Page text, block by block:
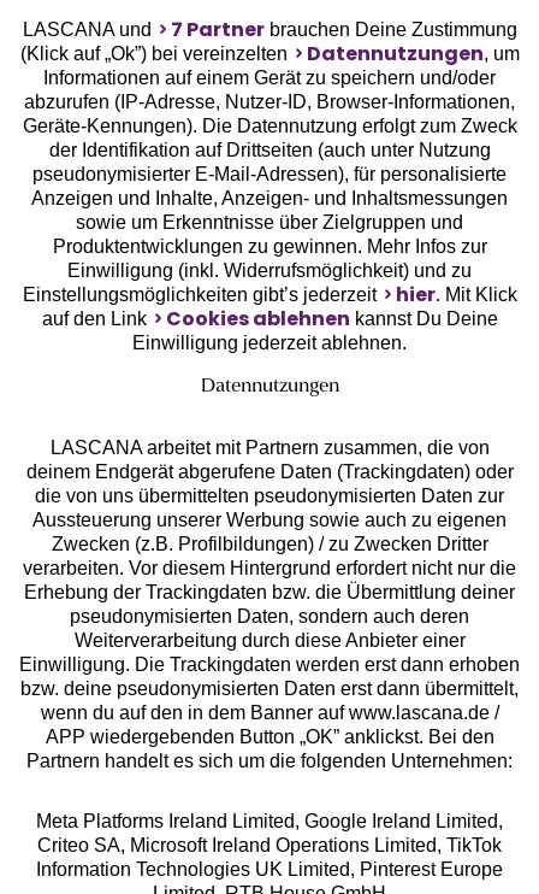
Gratis Versand ab50 €
Kostenlose Retoure
°Punkte sammeln
Services
Beratung
Über uns
Rechtliches
Alle Preise inkl. MwSt., zzgl.
Versandkosten
LASCANA und 7 Partnerbrauchen Deine Zustimmung
(Klick auf „Ok”) bei vereinzelten
Datennutzungen, um
Informationen auf einem Gerät zu speichern und/oder
abzurufen (IP-Adresse, Nutzer-ID, Browser-Informationen,
Geräte-Kennungen). Die Datennutzung erfolgt zum Zweck
der Identifikation auf Drittseiten (auch unter Nutzung
pseudonymisierter E-Mail-Adressen), für personalisierte
Anzeigen und Inhalte, Anzeigen- und Inhaltsmessungen
sowie um Erkenntnisse über Zielgruppen und
Produktentwicklungen zu gewinnen. Mehr Infos zur
Einwilligung (inkl. Widerrufsmöglichkeit) und zu
Einstellungsmöglichkeiten gibt’s jederzeit
hier. Mit Klick
auf den Link
Cookies ablehnen kannst Du Deine
Einwilligung jederzeit ablehnen.
Datennutzungen
LASCANA arbeitet mit Partnern zusammen, die von
deinem Endgerät abgerufene Daten (Trackingdaten) oder
die von uns übermittelten pseudonymisierten Daten zur
Aussteuerung unserer Werbung sowie auch zu eigenen
Zwecken (z.B. Profilbildungen) / zu Zwecken Dritter
verarbeiten. Vor diesem Hintergrund erfordert nicht nur die
Erhebung der Trackingdaten bzw. die Übermittlung deiner
pseudonymisierten Daten, sondern auch deren
Weiterverarbeitung durch diese Anbieter einer
Einwilligung. Die Trackingdaten werden erst dann erhoben
bzw. deine pseudonymisierten Daten erst dann übermittelt,
wenn du auf den in dem Banner auf www.lascana.de /
APP wiedergebenden Button „OK” anklickst. Bei den
Partnern handelt es sich um die folgenden Unternehmen:
Meta Platforms Ireland Limited, Google Ireland Limited,
Criteo SA, Microsoft Ireland Operations Limited, TikTok
Information Technologies UK Limited, Pinterest Europe